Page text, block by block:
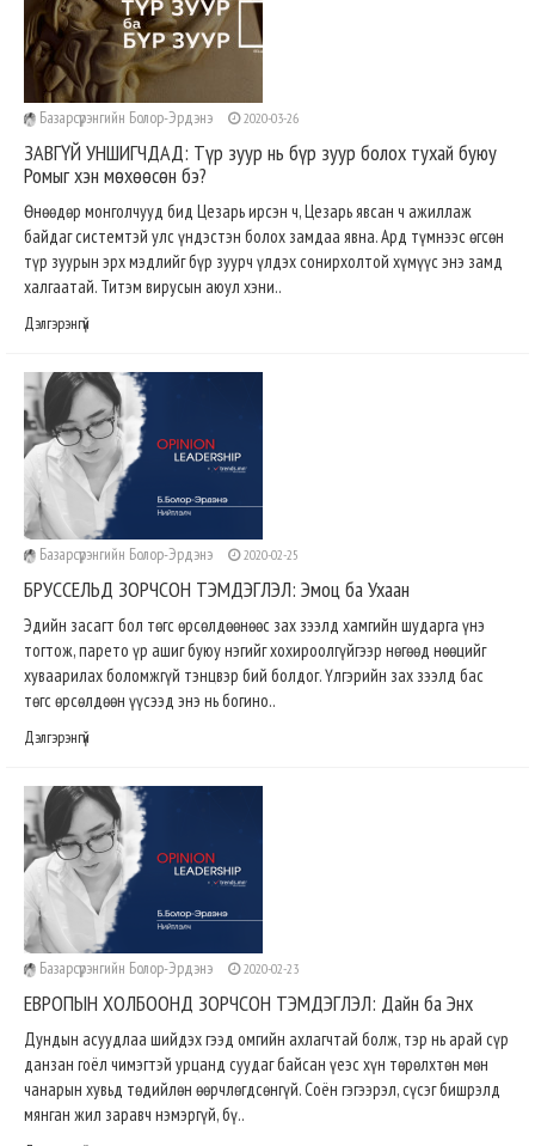
Базарсүрэнгийн Болор-Эрдэнэ 2020-03-26
ЗАВГҮЙ УНШИГЧДАД: Түр зуур нь бүр зуур болох тухай буюу
Ромыг хэн мөхөөсөн бэ?
Өнөөдөр монголчууд бид Цезарь ирсэн ч, Цезарь явсан ч ажиллаж
байдаг системтэй улс үндэстэн болох замдаа явна. Ард түмнээс өгсөн
түр зуурын эрх мэдлийг бүр зуурч үлдэх сонирхолтой хүмүүс энэ замд
халгаатай. Титэм вирусын аюул хэни..
Дэлгэрэнгүй
Базарсүрэнгийн Болор-Эрдэнэ 2020-02-25
БРУССЕЛЬД ЗОРЧСОН ТЭМДЭГЛЭЛ: Эмоц ба Ухаан
Эдийн засагт бол төгс өрсөлдөөнөөс зах зээлд хамгийн шударга үнэ
тогтож, парето үр ашиг буюу нэгийг хохироолгүйгээр нөгөөд нөөцийг
хуваарилах боломжгүй тэнцвэр бий болдог. Үлгэрийн зах зээлд бас
төгс өрсөлдөөн үүсээд энэ нь богино..
Дэлгэрэнгүй
Базарсүрэнгийн Болор-Эрдэнэ 2020-02-23
ЕВРОПЫН ХОЛБООНД ЗОРЧСОН ТЭМДЭГЛЭЛ: Дайн ба Энх
Дундын асуудлаа шийдэх гээд омгийн ахлагчтай болж, тэр нь арай сүр
данзан гоёл чимэгтэй урцанд суудаг байсан үеэс хүн төрөлхтөн мөн
чанарын хувьд төдийлөн өөрчлөгдсөнгүй. Соён гэгээрэл, сүсэг бишрэлд
мянган жил заравч нэмэргүй, бү..